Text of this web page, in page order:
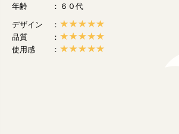
年齢
６０代
デザイン
品質
使用感